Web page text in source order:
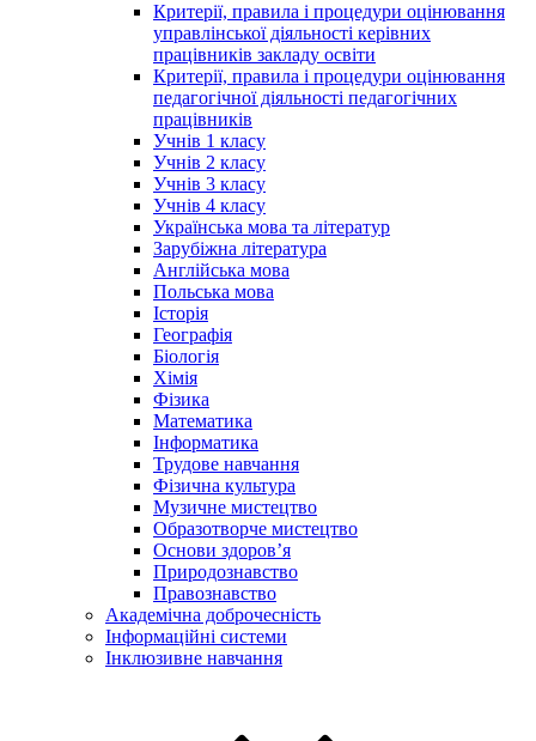
Критерії, правила і процедури оцінювання
управлінської діяльності керівних
працівників закладу освіти
Критерії, правила і процедури оцінювання
педагогічної діяльності педагогічних
працівників
Учнів 1 класу
Учнів 2 класу
Учнів 3 класу
Учнів 4 класу
Українська мова та літератур
Зарубіжна література
Англійська мова
Польська мова
Історія
Географія
Біологія
Хімія
Фізика
Математика
Інформатика
Трудове навчання
Фізична культура
Музичне мистецтво
Образотворче мистецтво
Основи здоров’я
Природознавство
Правознавство
Академічна доброчесність
Інформаційні системи
Інклюзивне навчання